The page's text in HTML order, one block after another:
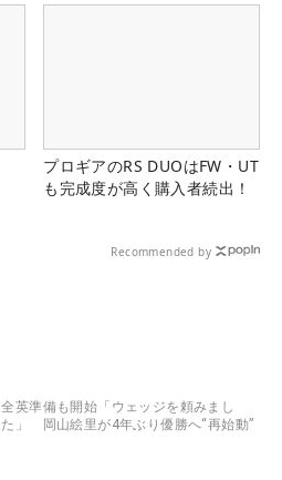
プロギアのRS DUOはFW・UT
も完成度が高く購入者続出！
Recommended by
全英準備も開始「ウェッジを頼みまし
た」 岡山絵里が4年ぶり優勝へ“再始動”